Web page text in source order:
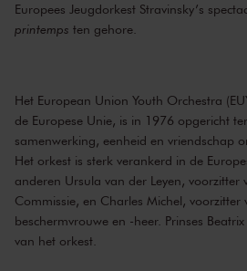
Europees Jeugdorkest Stravinsky’s
printemps ten gehore.
Het European Union Youth Orchestra
de Europese Unie, is in 1976 opgericht
samenwerking, eenheid en vriendschap
Het orkest is sterk verankerd in de
anderen Ursula van der Leyen, voorzitter
Commissie, en Charles Michel, voorzitter
beschermvrouwe en -heer. Prinses
van het orkest.